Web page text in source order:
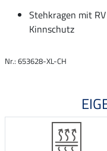
Stehkragen mit
Kinnschutz
Nr.: 653628-XL-CH